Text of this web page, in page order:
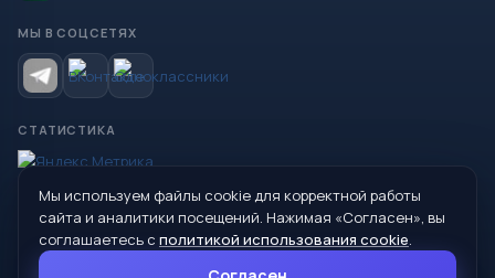
МЫ В СОЦСЕТЯХ
СТАТИСТИКА
© 2026 Управление образования Администрации МО
Сухой Лог
624800, Свердловская область, г. Сухой Лог, ул. Кирова, дом 7
Мы используем файлы cookie для корректной работы
сайта и аналитики посещений. Нажимая «Согласен», вы
соглашаетесь с политикой использования cookie.